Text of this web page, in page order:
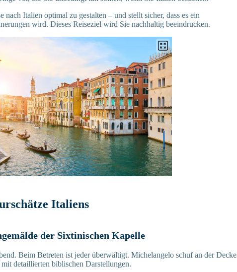
Italien optimal zu gestalten – und stellt sicher, dass es ein
wird. Dieses Reiseziel wird Sie nachhaltig beeindrucken.
Italiens
der Sixtinischen Kapelle
Beim Betreten ist jeder überwältigt. Michelangelo schuf an der Decke
detaillierten biblischen Darstellungen.